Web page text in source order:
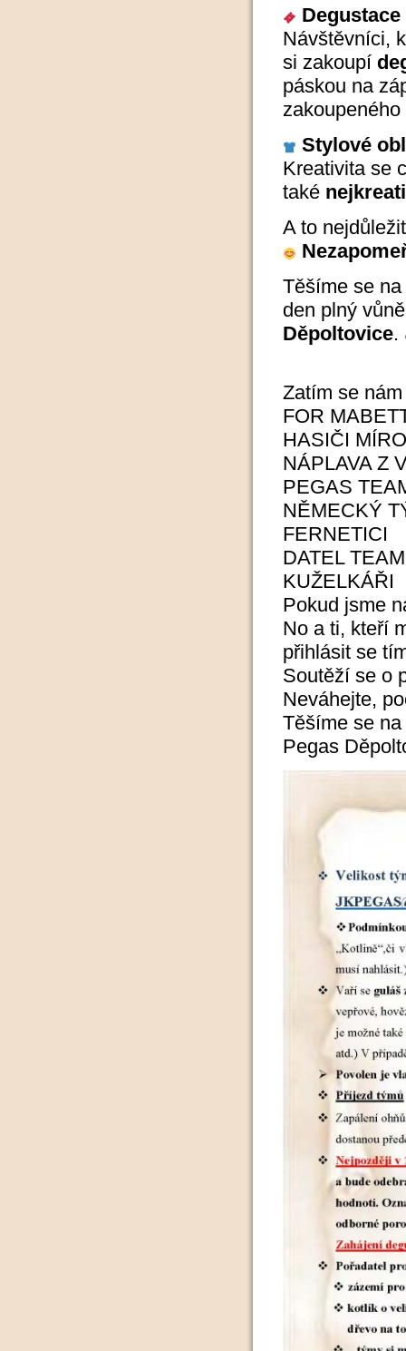
Návštěvníci,
si zakoupí
páskou na
Stylové
Kreativita se
také
A to
Těšíme se
den plný
Děpoltovice.
Zatím se
FOR
HASIČI
NÁPLAVA Z
PEGAS
NĚMECKÝ
FERNETICI
DATEL TEAM
KUŽELKÁŘI
Pokud jsme
No a ti, kteří
přihlásit se
Soutěží se o
Neváhejte,
Těšíme se
Pegas